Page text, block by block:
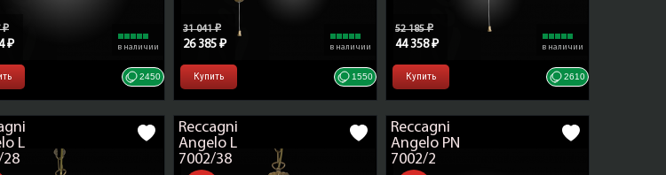
₽
₽ в наличии
2450
31 041 ₽
26 385 ₽ в наличии
Купить 1550
52 185 ₽
44 358 ₽ в наличии
Купить 2610
L
28
Reccagni
Angelo L
7002/38
Reccagni
Angelo PN
7002/2